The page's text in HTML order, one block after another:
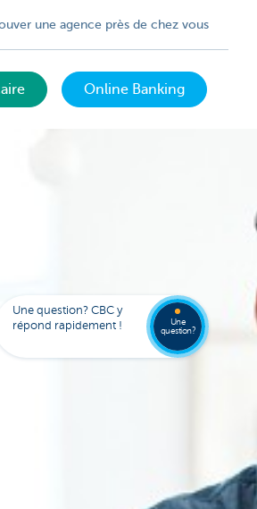
une agence près de chez vous
Online Banking
Une question? CBC y
répond rapidement !
Une
question?
agence